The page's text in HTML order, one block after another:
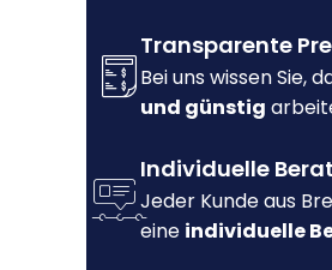
Transparente
Bei uns wissen Sie,
und günstig
Individuelle
Jeder Kunde aus
eine individuelle